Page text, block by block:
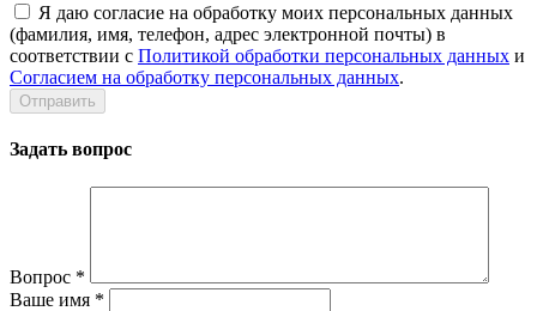
Я даю согласие на обработку моих персональных данных
(фамилия, имя, телефон, адрес электронной почты) в
соответствии с Политикой обработки персональных данных и
Согласием на обработку персональных данных.
Задать вопрос
Вопрос *
Ваше имя *